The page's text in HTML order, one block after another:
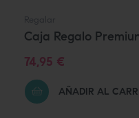
Caja Regalo
Precio
74,95 €
AÑADIR AL